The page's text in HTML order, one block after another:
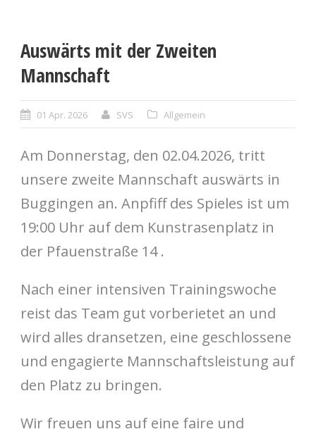
Auswärts mit der Zweiten
Mannschaft
01 Apr. 2026 SVS Allgemein
Am Donnerstag, den 02.04.2026, tritt
unsere zweite Mannschaft auswärts in
Buggingen an. Anpfiff des Spieles ist um
19:00 Uhr auf dem Kunstrasenplatz in
der Pfauenstraße 14 .
Nach einer intensiven Trainingswoche
reist das Team gut vorberietet an und
wird alles dransetzen, eine geschlossene
und engagierte Mannschaftsleistung auf
den Platz zu bringen.
Wir freuen uns auf eine faire und